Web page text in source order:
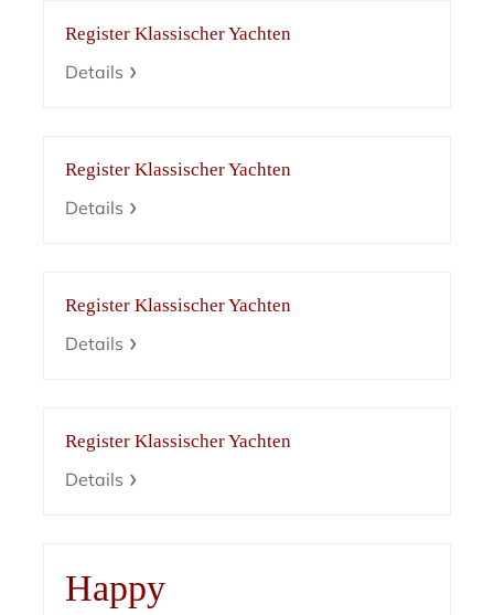
Register Klassischer Yachten
Details
Register Klassischer Yachten
Details
Register Klassischer Yachten
Details
Register Klassischer Yachten
Details
Happy